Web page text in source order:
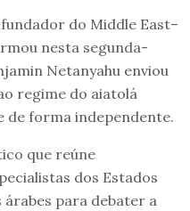
do Middle East–
nesta segunda-
Netanyahu enviou
regime do aiatolá
de forma independente.
que reúne
dos Estados
árabes para debater a